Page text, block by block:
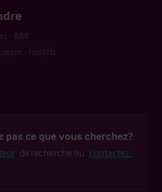
- B&B
- hostels
pas ce que vous cherchez?
de recherche ou contactez-